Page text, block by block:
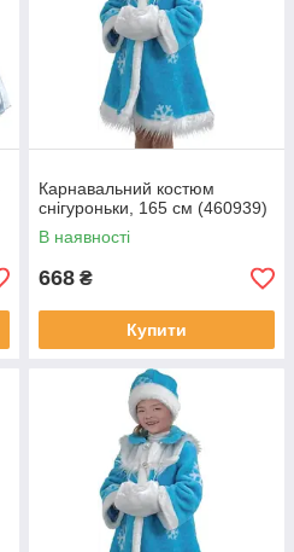
Карнавальний костюм
снігуроньки, 165 см (460939)
В наявності
668 ₴
Купити